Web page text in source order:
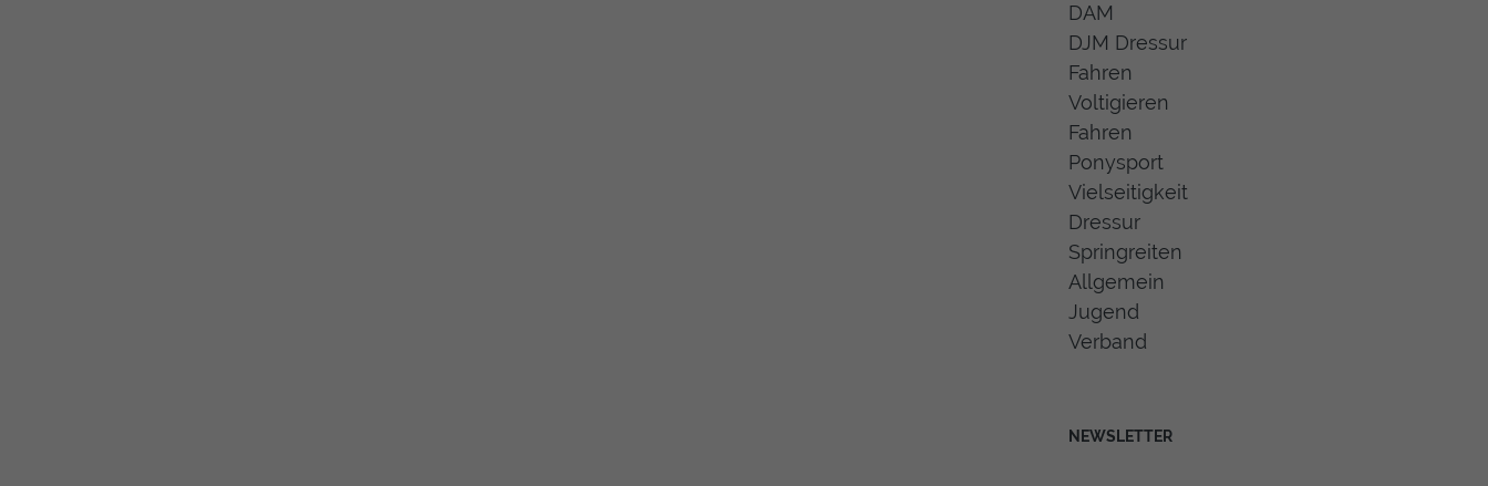
DAM
DJM Dressur
Fahren
Voltigieren
Fahren
Ponysport
Vielseitigkeit
Dressur
Springreiten
Allgemein
Jugend
Verband
NEWSLETTER